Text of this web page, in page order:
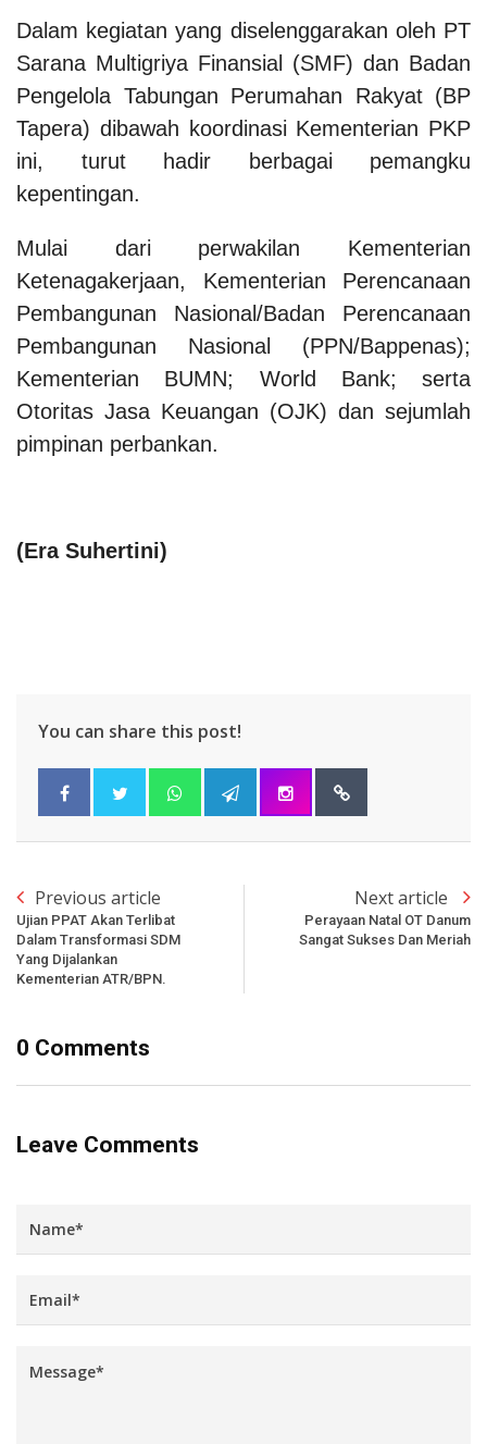
Dalam kegiatan yang diselenggarakan oleh PT
Sarana Multigriya Finansial (SMF) dan Badan
Pengelola Tabungan Perumahan Rakyat (BP
Tapera) dibawah koordinasi Kementerian PKP
ini, turut hadir berbagai pemangku
kepentingan.
Mulai dari perwakilan Kementerian
Ketenagakerjaan, Kementerian Perencanaan
Pembangunan Nasional/Badan Perencanaan
Pembangunan Nasional (PPN/Bappenas);
Kementerian BUMN; World Bank; serta
Otoritas Jasa Keuangan (OJK) dan sejumlah
pimpinan perbankan.
(Era Suhertini)
You can share this post!
Previous article
Ujian PPAT Akan Terlibat
Dalam Transformasi SDM
Yang Dijalankan
Kementerian ATR/BPN.
Next article
Perayaan Natal OT Danum
Sangat Sukses Dan Meriah
0 Comments
Leave Comments